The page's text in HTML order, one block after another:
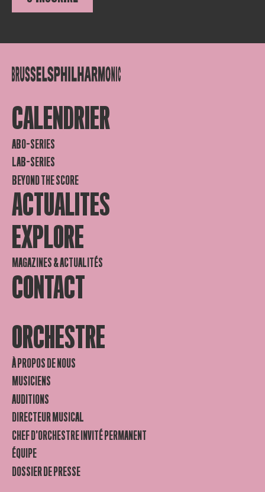
CALENDRIER
ABO-SERIES
LAB-SERIES
BEYOND THE SCORE
ACTUALITES
EXPLORE
MAGAZINES & ACTUALITÉS
CONTACT
ORCHESTRE
À PROPOS DE NOUS
MUSICIENS
AUDITIONS
DIRECTEUR MUSICAL
CHEF D’ORCHESTRE INVITÉ PERMANENT
ÉQUIPE
DOSSIER DE PRESSE